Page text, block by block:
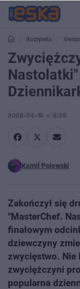
Rozrywka
znaną ciocię. Dziennikarka
2025-04-15 9:25
Kamil Polewski
Zakończył się
"MasterChef.
finałowym
dziewczyny
zwycięstwo. Nie
zwyciężczyni
popularna